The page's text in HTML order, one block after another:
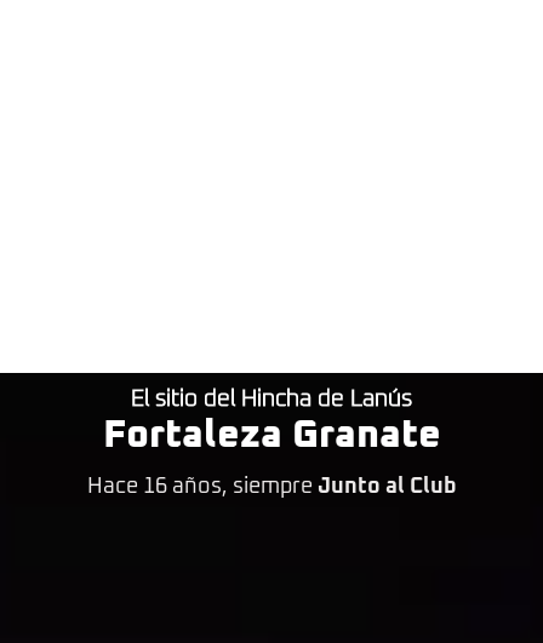
El sitio del Hincha de Lanús
Fortaleza Granate
Hace 16 años, siempre Junto al Club